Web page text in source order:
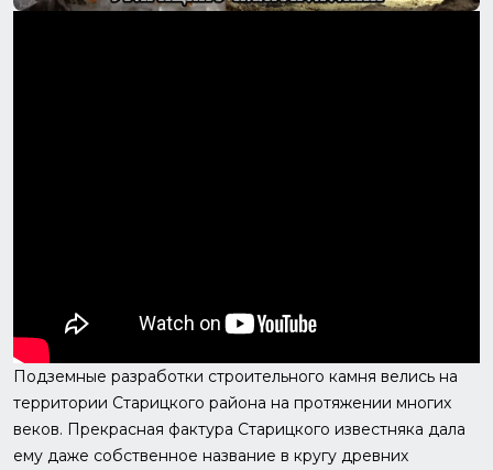
Подземные разработки строительного камня велись на
территории Старицкого района на протяжении многих
веков. Прекрасная фактура Старицкого известняка дала
ему даже собственное название в кругу древних